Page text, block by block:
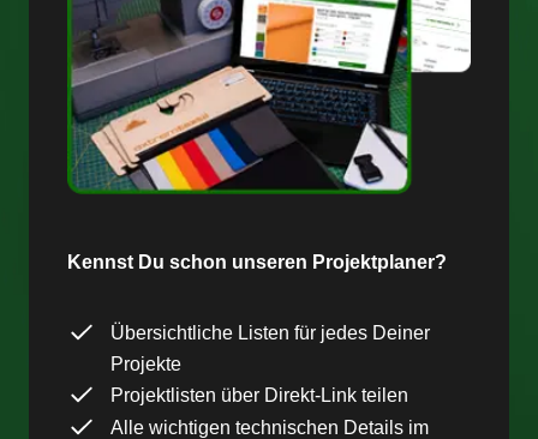
Kennst Du schon unseren Projektplaner?
Übersichtliche Listen für jedes Deiner
Projekte
Projektlisten über Direkt-Link teilen
Alle wichtigen technischen Details im